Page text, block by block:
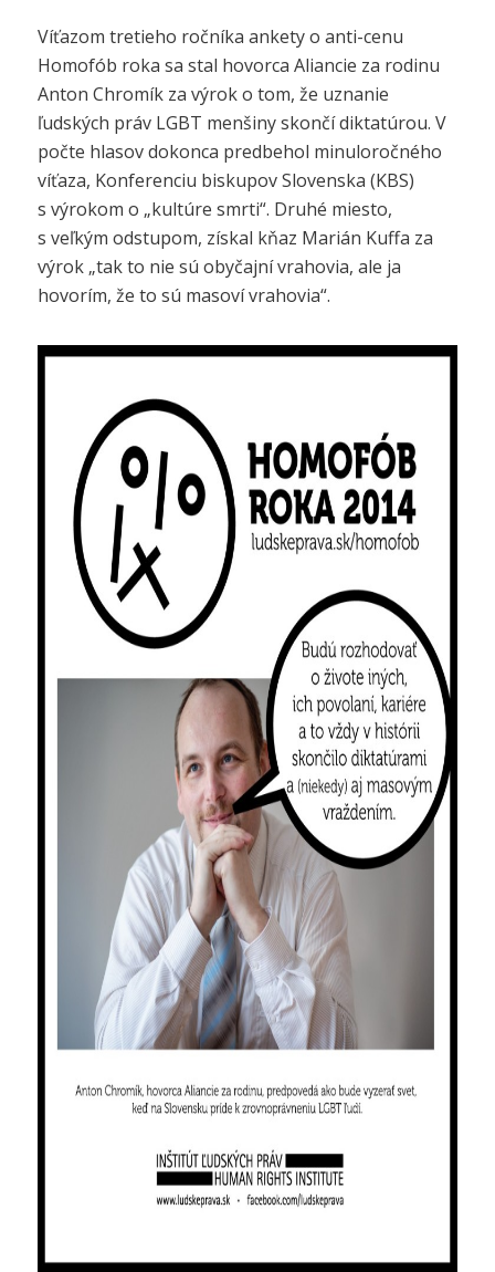
Víťazom tretieho ročníka ankety o anti-cenu
Homofób roka sa stal hovorca Aliancie za rodinu
Anton Chromík za výrok o tom, že uznanie
ľudských práv LGBT menšiny skončí diktatúrou. V
počte hlasov dokonca predbehol minuloročného
víťaza, Konferenciu biskupov Slovenska (KBS)
s výrokom o „kultúre smrti“. Druhé miesto,
s veľkým odstupom, získal kňaz Marián Kuffa za
výrok „tak to nie sú obyčajní vrahovia, ale ja
hovorím, že to sú masoví vrahovia“.